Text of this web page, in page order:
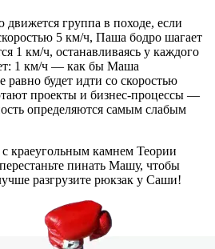
движется группа в походе, если
5 км/ч, Паша бодро шагает
1 км/ч, останавливаясь у каждого
1 км/ч — как бы Маша
равно будет идти со скоростью
проекты и бизнес-процессы —
определяются самым слабым
краеугольным камнем Теории
пинать Машу, чтобы
разгрузите рюкзак у Саши!